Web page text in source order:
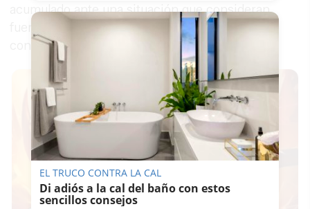
acumulado ante una situación que consideran
fuera de control y que, sostienen, amenaza la
convivencia diaria.
EL TRUCO CONTRA LA CAL
Di adiós a la cal del baño con estos
sencillos consejos